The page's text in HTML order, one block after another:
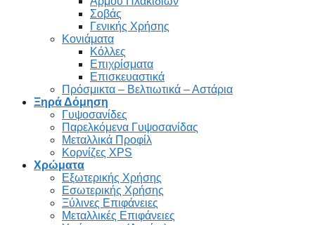
Σοβάς
Γενικής Χρήσης
Κονιάματα
Κόλλες
Επιχρίσματα
Επισκευαστικά
Πρόσμικτα – Βελτιωτικά – Αστάρια
Ξηρά Δόμηση
Γυψοσανίδες
Παρελκόμενα Γυψοσανίδας
Μεταλλικά Προφίλ
Κορνίζες XPS
Χρώματα
Εξωτερικής Χρήσης
Εσωτερικής Χρήσης
Ξύλινες Επιφάνειες
Μεταλλικές Επιφάνειες